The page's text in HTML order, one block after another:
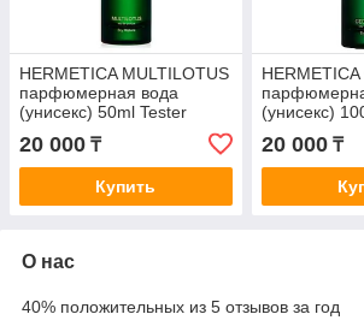
HERMETICA MULTILOTUS
парфюмерная вода
(унисекс) 50ml Tester
20 000 ₸
Купить
(унисекс)
20 000₸
О нас
40% положительных из 5 отзывов за год